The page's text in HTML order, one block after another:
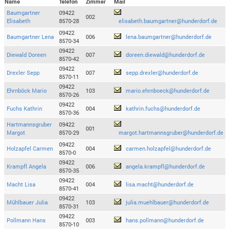
Baumgartner
Elisabeth
09422
8570-28
002
elisabeth.baumgartner@hunderdorf.de
Baumgartner Lena
09422
8570-34
006 lena.baumgartner@hunderdorf.de
Diewald Doreen
09422
8570-42
007 doreen.diewald@hunderdorf.de
Drexler Sepp
09422
8570-11
007 sepp.drexler@hunderdorf.de
Ehrnböck Mario
09422
8570-26
103 mario.ehrnboeck@hunderdorf.de
Fuchs Kathrin
09422
8570-36
004 kathrin.fuchs@hunderdorf.de
Hartmannsgruber
Margot
09422
8570-29
001
margot.hartmannsgruber@hunderdorf.de
Holzapfel Carmen
09422
8570-0
004 carmen.holzapfel@hunderdorf.de
Krampfl Angela
09422
8570-35
006 angela.krampfl@hunderdorf.de
Macht Lisa
09422
8570-41
004 lisa.macht@hunderdorf.de
Mühlbauer Julia
09422
8570-31
103 julia.muehlbauer@hunderdorf.de
Pollmann Hans
09422
8570-10
003 hans.pollmann@hunderdorf.de